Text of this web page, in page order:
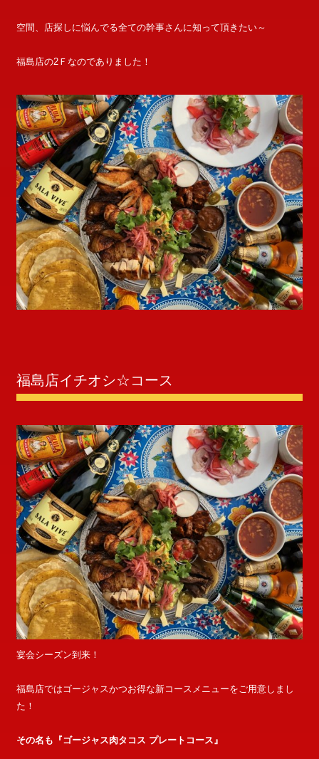
空間、店探しに悩んでる全ての幹事さんに知って頂きたい～
福島店の2Ｆなのでありました！
福島店イチオシ☆コース
宴会シーズン到来！
福島店ではゴージャスかつお得な新コースメニューをご用意しまし
た！
その名も『ゴージャス肉タコス プレートコース』